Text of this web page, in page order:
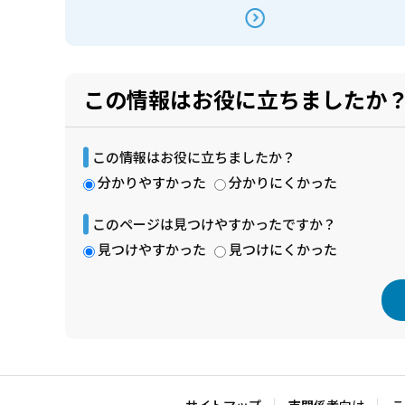
この情報はお役に立ちましたか
この情報はお役に立ちましたか？
分かりやすかった
分かりにくかった
このページは見つけやすかったですか？
見つけやすかった
見つけにくかった
文